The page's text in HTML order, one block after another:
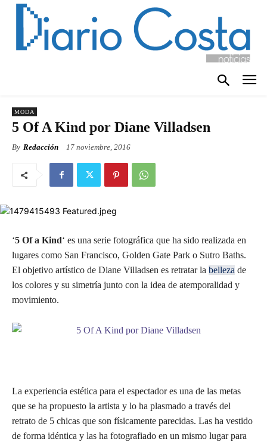
MODA
5 Of A Kind por Diane Villadsen
By Redacción 17 noviembre, 2016
‘5 Of a Kind‘ es una serie fotográfica que ha sido realizada en
lugares como San Francisco, Golden Gate Park o Sutro Baths.
El objetivo artístico de Diane Villadsen es retratar la belleza de
los colores y su simetría junto con la idea de atemporalidad y
movimiento.
La experiencia estética para el espectador es una de las metas
que se ha propuesto la artista y lo ha plasmado a través del
retrato de 5 chicas que son físicamente parecidas. Las ha vestido
de forma idéntica y las ha fotografiado en un mismo lugar para